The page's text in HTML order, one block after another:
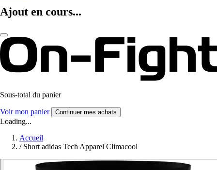
Ajout en cours...
Sous-total du panier
Voir mon panier Continuer mes achats
Loading...
Accueil
/ Short adidas Tech Apparel Climacool